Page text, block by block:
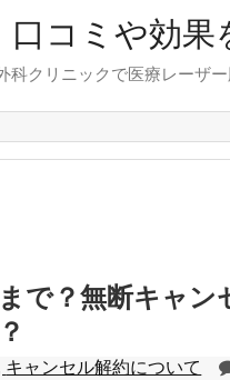
コミや効果
クリニックで医療レーザー
で？無断キャン
キャンセル解約について